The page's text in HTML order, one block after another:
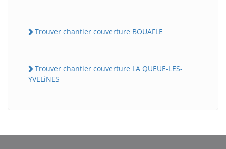
Trouver chantier couverture BOUAFLE
Trouver chantier couverture LA QUEUE-LES-
YVELiNES
BatiWebPro